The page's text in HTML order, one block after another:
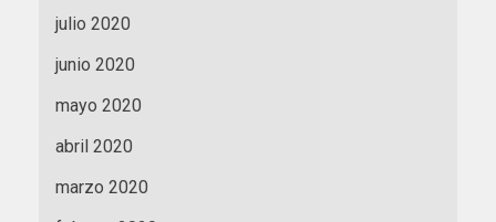
julio 2020
junio 2020
mayo 2020
abril 2020
marzo 2020